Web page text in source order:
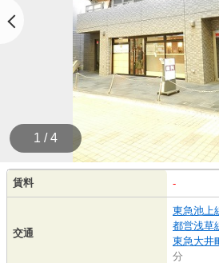
1 / 4
賃料 -
交通
東急池上
都営浅草
東急大井
分